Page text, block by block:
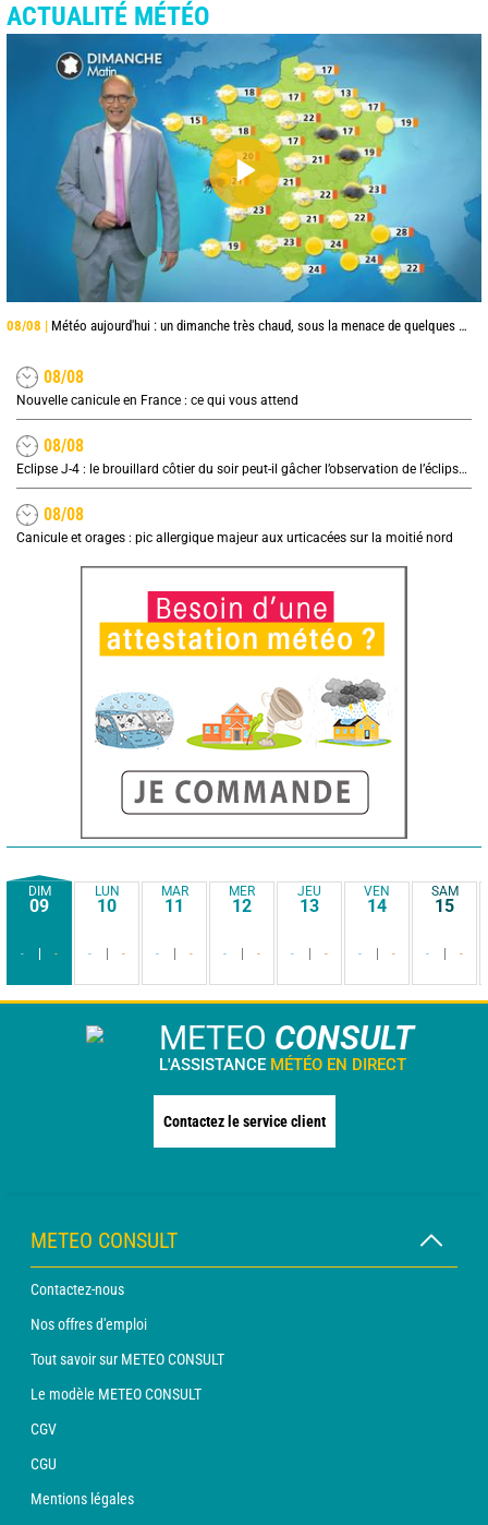
ACTUALITÉ MÉTÉO
08/08 | Météo aujourd'hui : un dimanche très chaud, sous la menace de quelques orages
08/08
Nouvelle canicule en France : ce qui vous attend
08/08
Eclipse J-4 : le brouillard côtier du soir peut-il gâcher l’observation de l’éclipse à la plage ?
08/08
Canicule et orages : pic allergique majeur aux urticacées sur la moitié nord
DIM
09
- -
LUN
10
- -
MAR
11
- -
MER
12
- -
JEU
13
- -
VEN
14
- -
SAM
15
- -
METEO CONSULT
L'ASSISTANCE MÉTÉO EN DIRECT
Contactez le service client
METEO CONSULT
Contactez-nous
Nos offres d'emploi
Tout savoir sur METEO CONSULT
Le modèle METEO CONSULT
CGV
CGU
Mentions légales